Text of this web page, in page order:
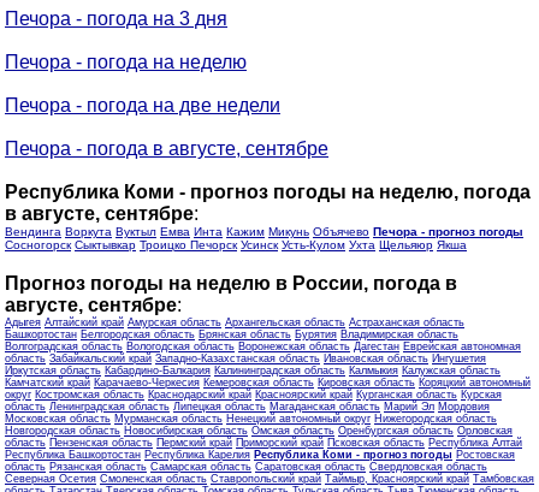
Печора - погода на 3 дня
Печора - погода на неделю
Печора - погода на две недели
Печора - погода в августе, сентябре
Республика Коми - прогноз погоды на неделю, погода
в августе, сентябре:
Вендинга Воркута Вуктыл Емва Инта Кажим Микунь Объячево Печора - прогноз погоды
Сосногорск Сыктывкар Троицко Печорск Усинск Усть-Кулом Ухта Щельяюр Якша
Прогноз погоды на неделю в России, погода в
августе, сентябре:
Адыгея Алтайский край Амурская область Архангельская область Астраханская область
Башкортостан Белгородская область Брянская область Бурятия Владимирская область
Волгоградская область Вологодская область Воронежская область Дагестан Еврейская автономная
область Забайкальский край Западно-Казахстанская область Ивановская область Ингушетия
Иркутская область Кабардино-Балкария Калининградская область Калмыкия Калужская область
Камчатский край Карачаево-Черкесия Кемеровская область Кировская область Коряцкий автономный
округ Костромская область Краснодарский край Красноярский край Курганская область Курская
область Ленинградская область Липецкая область Магаданская область Марий Эл Мордовия
Московская область Мурманская область Ненецкий автономный округ Нижегородская область
Новгородская область Новосибирская область Омская область Оренбургская область Орловская
область Пензенская область Пермский край Приморский край Псковская область Республика Алтай
Республика Башкортостан Республика Карелия Республика Коми - прогноз погоды Ростовская
область Рязанская область Самарская область Саратовская область Свердловская область
Северная Осетия Смоленская область Ставропольский край Таймыр, Красноярский край Тамбовская